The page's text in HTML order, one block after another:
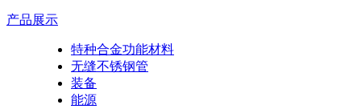
产品展示
特种合金功能材料
无缝不锈钢管
装备
能源